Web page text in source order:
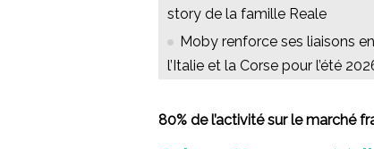
story de la famille Reale
Moby renforce ses liaisons
l’Italie et la Corse pour l’été
80% de l’activité sur le marché